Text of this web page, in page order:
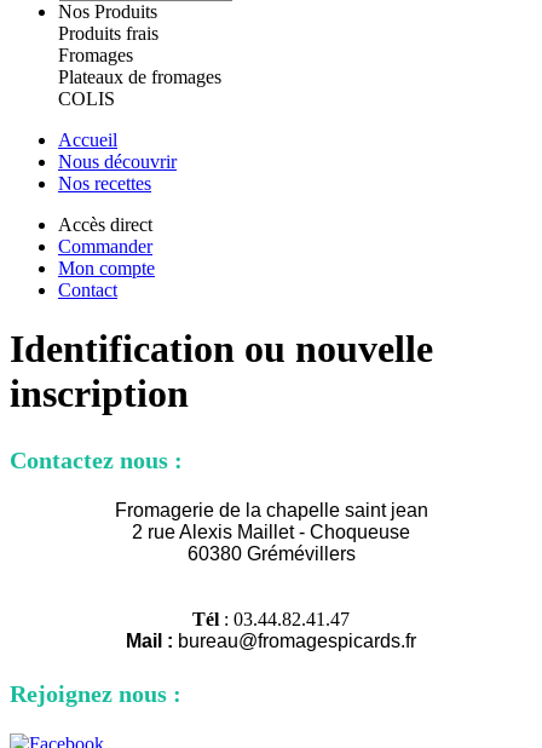
Nos Produits
Produits frais
Fromages
Plateaux de fromages
COLIS
Accueil
Nous découvrir
Nos recettes
Accès direct
Commander
Mon compte
Contact
Identification ou nouvelle
inscription
Contactez nous :
Fromagerie de la chapelle saint jean
2 rue Alexis Maillet - Choqueuse
60380 Grémévillers
Tél : 03.44.82.41.47
Mail : bureau@fromagespicards.fr
Rejoignez nous :